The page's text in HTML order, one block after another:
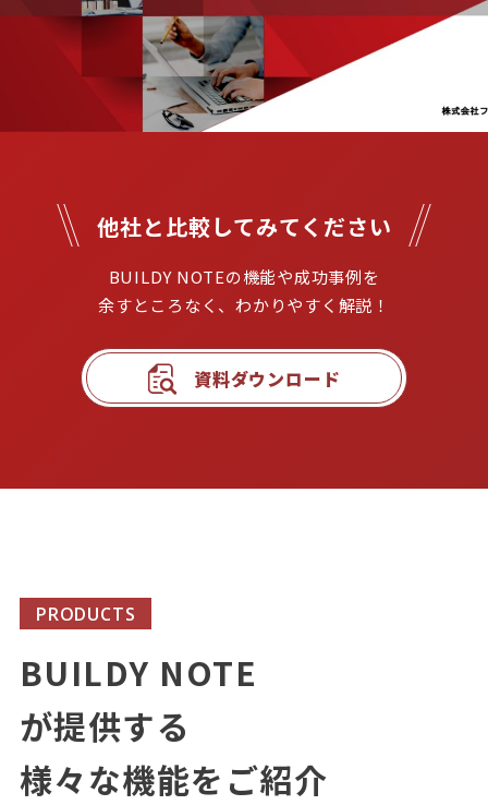
他社と比較してみてください
BUILDY NOTEの機能や成功事例を
余すところなく、わかりやすく解説！
資料ダウンロード
PRODUCTS
BUILDY NOTE
が提供する
様々な機能をご紹介